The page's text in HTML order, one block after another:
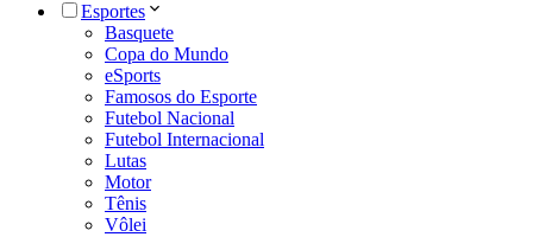
Esportes
Basquete
Copa do Mundo
eSports
Famosos do Esporte
Futebol Nacional
Futebol Internacional
Lutas
Motor
Tênis
Vôlei